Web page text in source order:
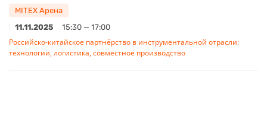
MITEX Арена
11.11.2025
15:30 — 17:00
Российско-китайское партнёрство в инструментальной отрасли:
технологии, логистика, совместное производство